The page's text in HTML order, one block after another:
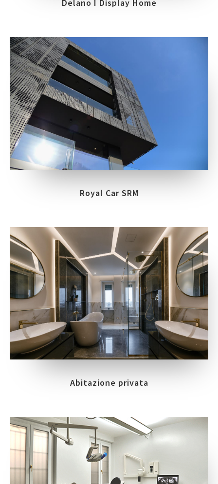
Delano I Display Home
Royal Car SRM
Abitazione privata